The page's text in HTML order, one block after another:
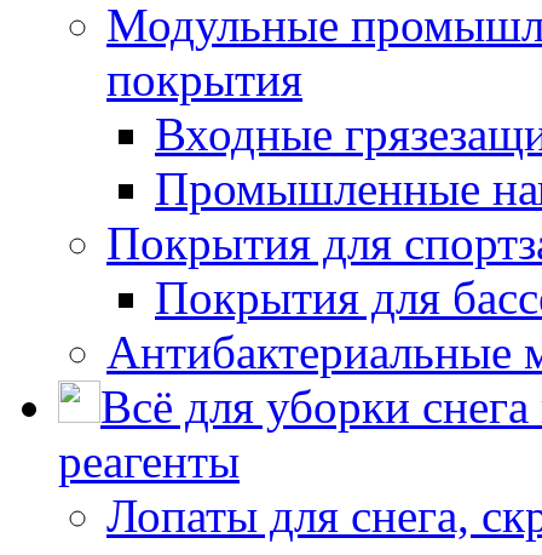
Модульные
покрытия
Входные
Промышленные
Покрытия для
Покрытия для
Антибактериальные
Всё для уборки
реагенты
Лопаты для снега,